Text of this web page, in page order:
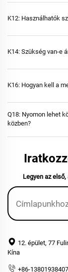
K12: Használhatók
K14: Szükség van-e
K16: Hogyan kell a
Q18: Nyomon lehet
közben?
Legyen az
12. épület, 77
Kína
+86-13801938407